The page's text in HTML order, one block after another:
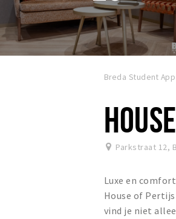
Breda Student App
Parkstraat 12,
Luxe en
House of
vind je niet